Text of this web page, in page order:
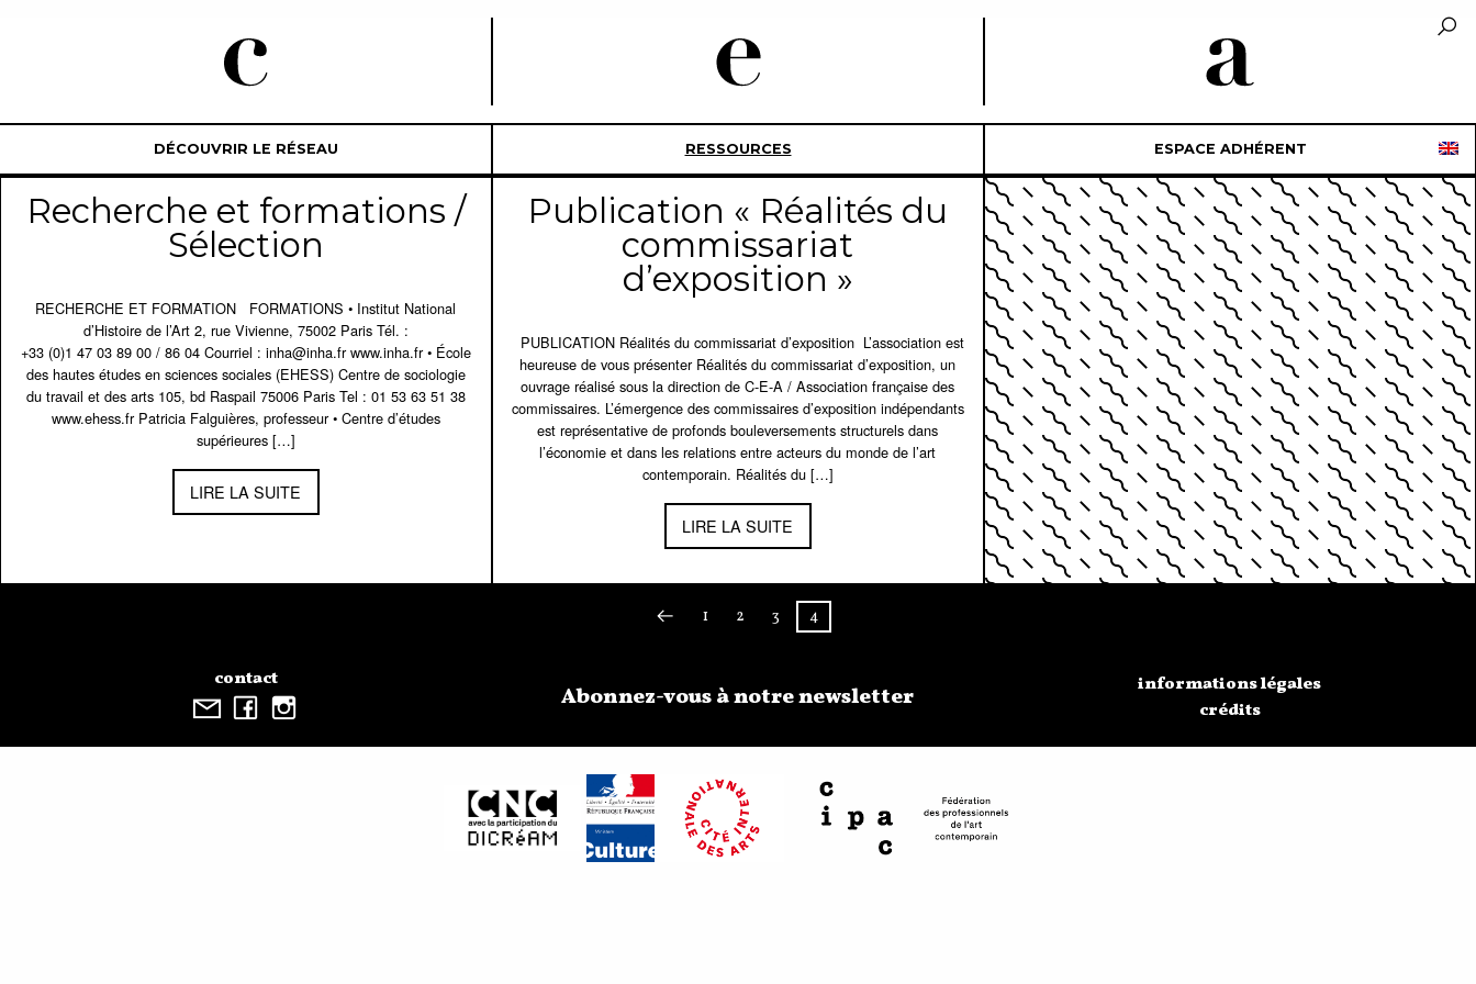
DÉCOUVRIR LE RÉSEAU RESSOURCES ESPACE ADHÉRENT
Recherche et formations /
Sélection
RECHERCHE ET FORMATION FORMATIONS • Institut National
d’Histoire de l’Art 2, rue Vivienne, 75002 Paris Tél. :
+33 (0)1 47 03 89 00 / 86 04 Courriel : inha@inha.fr www.inha.fr • École
des hautes études en sciences sociales (EHESS) Centre de sociologie
du travail et des arts 105, bd Raspail 75006 Paris Tel : 01 53 63 51 38
www.ehess.fr Patricia Falguières, professeur • Centre d’études
supérieures […]
LIRE LA SUITE
Publication « Réalités du
commissariat
d’exposition »
PUBLICATION Réalités du commissariat d’exposition L’association est
heureuse de vous présenter Réalités du commissariat d’exposition, un
ouvrage réalisé sous la direction de C-E-A / Association française des
commissaires. L’émergence des commissaires d’exposition indépendants
est représentative de profonds bouleversements structurels dans
l’économie et dans les relations entre acteurs du monde de l’art
contemporain. Réalités du […]
LIRE LA SUITE
1 2 3 4
contact
Abonnez-vous à notre newsletter
informations légales
crédits